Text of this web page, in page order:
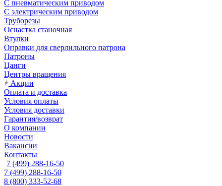
С пневматическим приводом
С электрическим приводом
Труборезы
Оснастка станочная
Втулки
Оправки для сверлильного патрона
Патроны
Цанги
Центры вращения
Акции
Оплата и доставка
Условия оплаты
Условия доставки
Гарантия/возврат
О компании
Новости
Вакансии
Контакты
7 (499) 288-16-50
7 (499) 288-16-50
8 (800) 333-52-68